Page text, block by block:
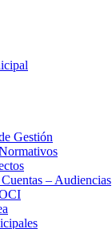
Gestión
– Audiencias